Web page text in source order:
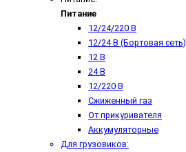
Питание
12/24/220 В
12/24 В (Бортовая сеть)
12 В
24 В
12/220 В
Сжиженный газ
От прикуривателя
Аккумуляторные
Для грузовиков: